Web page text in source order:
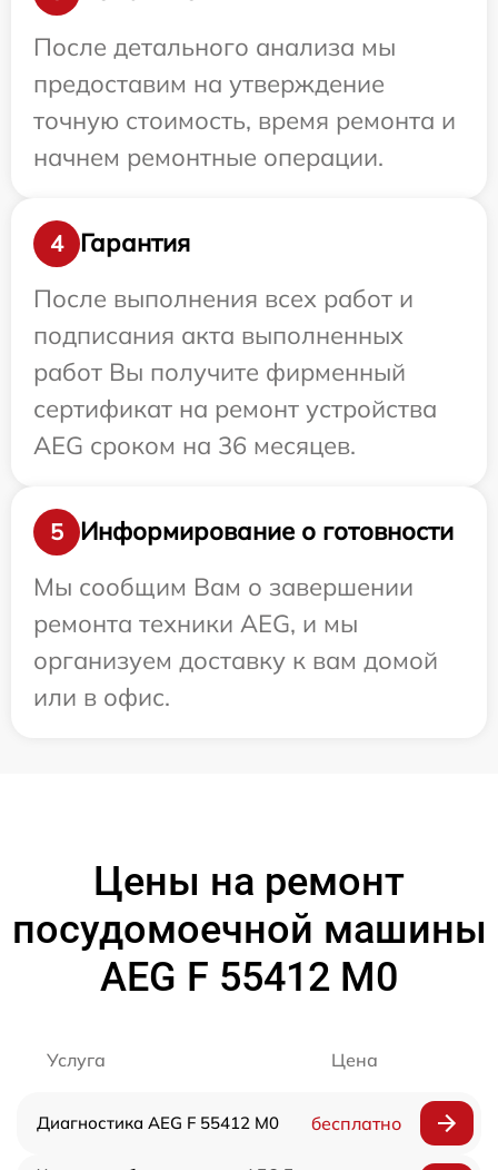
После детального анализа мы
предоставим на утверждение
точную стоимость, время ремонта и
начнем ремонтные операции.
4
Гарантия
После выполнения всех работ и
подписания акта выполненных
работ Вы получите фирменный
сертификат на ремонт устройства
AEG сроком на 36 месяцев.
5
Информирование о готовности
Мы сообщим Вам о завершении
ремонта техники AEG, и мы
организуем доставку к вам домой
или в офис.
Цены на ремонт
посудомоечной машины
AEG F 55412 M0
Услуга Цена
Диагностика AEG F 55412 M0 бесплатно